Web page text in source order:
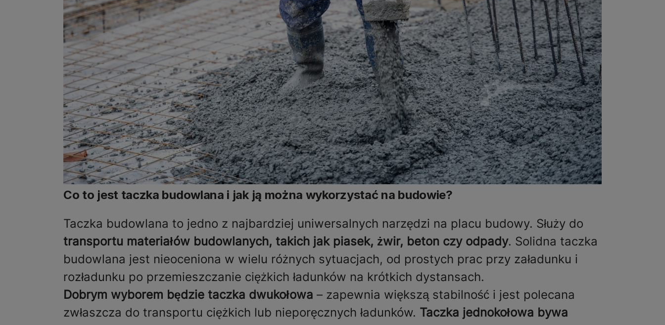
Co to jest taczka budowlana i jak ją można wykorzystać na budowie?
Taczka budowlana to jedno z najbardziej uniwersalnych narzędzi na placu budowy. Służy do
transportu materiałów budowlanych, takich jak piasek, żwir, beton czy odpady. Solidna taczka
budowlana jest nieoceniona w wielu różnych sytuacjach, od prostych prac przy załadunku i
rozładunku po przemieszczanie ciężkich ładunków na krótkich dystansach.
Dobrym wyborem będzie taczka dwukołowa – zapewnia większą stabilność i jest polecana
zwłaszcza do transportu ciężkich lub nieporęcznych ładunków. Taczka jednokołowa bywa